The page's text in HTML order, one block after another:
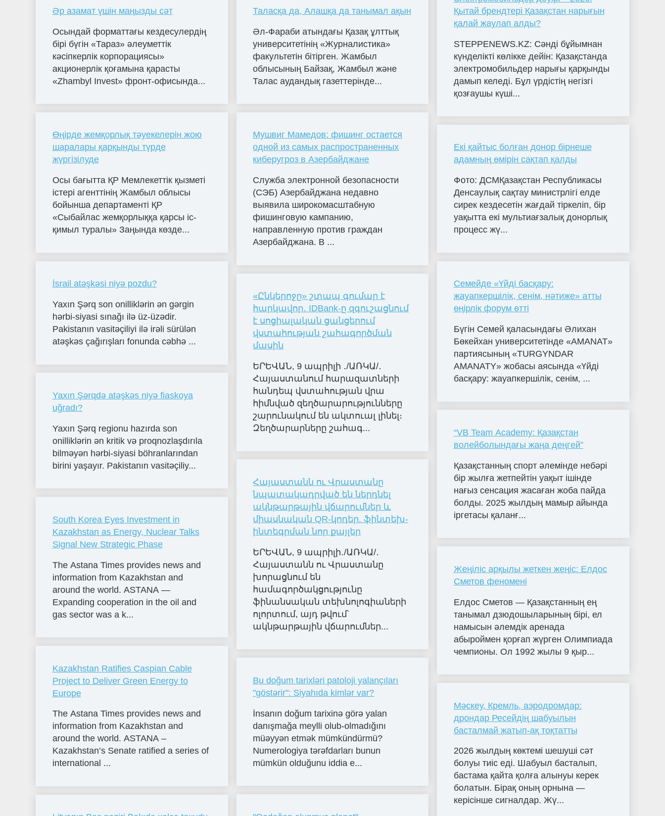
Әр азамат үшін маңызды сәт
Осындай форматтағы кездесулердің
бірі бүгін «Тараз» әлеуметтік
кәсіпкерлік корпорациясы»
акционерлік қоғамына қарасты
«Zhambyl Invest» фронт-офисында...
Өңірде жемқорлық тәуекелерін жою
шаралары қарқынды түрде
жүргізілуде
Осы бағытта ҚР Мемлекеттік қызметі
істері агенттінің Жамбыл облысы
бойынша департаменті ҚР
«Сыбайлас жемқорлыққа қарсы іс-
қимыл туралы» Заңында көзде...
İsrail atəşkəsi niyə pozdu?
Yaxın Şərq son onilliklərin ən gərgin
hərbi-siyasi sınağı ilə üz-üzədir.
Pakistanın vasitəçiliyi ilə irəli sürülən
atəşkəs çağırışları fonunda cəbhə ...
Yaxın Şərqdə atəşkəs niyə fiaskoya
uğradı?
Yaxın Şərq regionu hazırda son
onilliklərin ən kritik və proqnozlaşdırıla
bilməyən hərbi-siyasi böhranlarından
birini yaşayır. Pakistanın vasitəçiliy...
South Korea Eyes Investment in
Kazakhstan as Energy, Nuclear Talks
Signal New Strategic Phase
The Astana Times provides news and
information from Kazakhstan and
around the world. ASTANA —
Expanding cooperation in the oil and
gas sector was a k...
Kazakhstan Ratifies Caspian Cable
Project to Deliver Green Energy to
Europe
The Astana Times provides news and
information from Kazakhstan and
around the world. ASTANA –
Kazakhstan’s Senate ratified a series of
international ...
Таласқа да, Алашқа да танымал ақын
Әл-Фараби атындағы Қазақ ұлттық
университетінің «Журналистика»
факультетін бітірген. Жамбыл
облысының Байзақ, Жамбыл және
Талас аудандық газеттерінде...
Мушвиг Мамедов: фишинг остается
одной из самых распространенных
киберугроз в Азербайджане
Служба электронной безопасности
(СЭБ) Азербайджана недавно
выявила широкомасштабную
фишинговую кампанию,
направленную против граждан
Азербайджана. В ...
«Ընկերոջը» շտապ գումար է
հարկավոր․ IDBank-ը զգուշացնում
է սոցիալական ցանցերում
վստահության շահագործման
մասին
ԵՐԵՎԱՆ, 9 ապրիլի ․/ԱՌԿԱ/․
Հայաստանում հարազատների
հանդեպ վստահության վրա
հիմնված զեղծարարությունները
շարունակում են ակտուալ լինել։
Զեղծարարները շահագ...
Հայաստանն ու Վրաստանը
նպատակադրված են ներդնել
ակնթարթային վճարումներ և
միասնական QR-կոդեր. ֆինտեխ-
ինտեգրման նոր քայլեր
ԵՐԵՎԱՆ, 9 ապրիլի․/ԱՌԿԱ/․
Հայաստանն ու Վրաստանը
խորացնում են
համագործակցությունը
ֆինանսական տեխնոլոգիաների
ոլորտում, այդ թվում՝
ակնթարթային վճարումներ...
Bu doğum tarixləri patoloji yalançıları
"göstərir": Siyahıda kimlər var?
İnsanın doğum tarixinə görə yalan
danışmağa meylli olub-olmadığını
müəyyən etmək mümkündürmü?
Numerologiya tərəfdarları bunun
mümkün olduğunu iddia e...
Қытай брендтері Қазақстан нарығын
қалай жаулап алды?
STEPPENEWS.KZ: Сәнді бұйымнан
күнделікті көлікке дейін: Қазақстанда
электромобильдер нарығы қарқынды
дамып келеді. Бұл үрдістің негізгі
қозғаушы күші...
Екі қайтыс болған донор бірнеше
адамның өмірін сақтап қалды
Фото: ДСМҚазақстан Республикасы
Денсаулық сақтау министрлігі елде
сирек кездесетін жағдай тіркеліп, бір
уақытта екі мультиағзалық донорлық
процесс жү...
Семейде «Үйді басқару:
жауапкершілік, сенім, нәтиже» атты
өңірлік форум өтті
Бүгін Семей қаласындағы Әлихан
Бөкейхан университетінде «AMANAT»
партиясының «TURGYNDAR
AMANATY» жобасы аясында «Үйді
басқару: жауапкершілік, сенім, ...
“VB Team Academy: Қазақстан
волейболындағы жаңа деңгей”
Қазақстанның спорт әлемінде небәрі
бір жылға жетпейтін уақыт ішінде
нағыз сенсация жасаған жоба пайда
болды. 2025 жылдың мамыр айында
іргетасы қаланғ...
Жеңіліс арқылы жеткен жеңіс: Елдос
Сметов феномені
Елдос Сметов — Қазақстанның ең
танымал дзюдошыларының бірі, ел
намысын әлемдік аренада
абыроймен қорғап жүрген Олимпиада
чемпионы. Ол 1992 жылы 9 қыр...
Мәскеу, Кремль, аэродромдар:
дрондар Ресейдің шабуылын
басталмай жатып-ақ тоқтатты
2026 жылдың көктемі шешуші сәт
болуы тиіс еді. Шабуыл басталып,
бастама қайта қолға алынуы керек
болатын. Бірақ оның орнына —
керісінше сигналдар. Жү...